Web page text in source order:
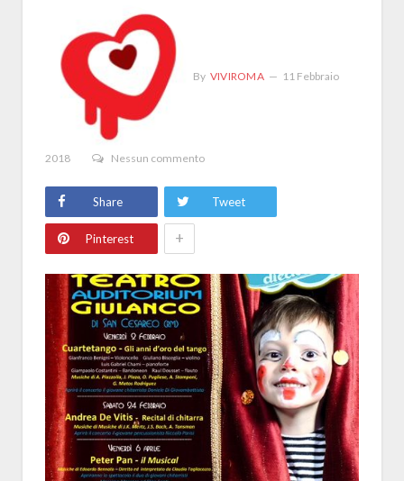
By VIVIROMA 11 Febbraio
2018 Nessun commento
Share Tweet
Pinterest +